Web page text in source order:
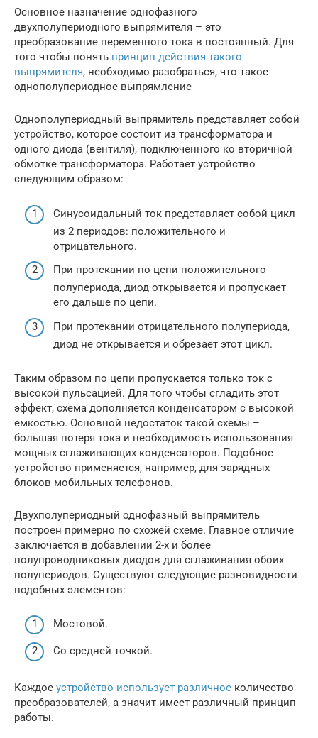
Основное назначение однофазного
двухполупериодного выпрямителя – это
преобразование переменного тока в постоянный. Для
того чтобы понять принцип действия такого
выпрямителя, необходимо разобраться, что такое
однополупериодное выпрямление
Однополупериодный выпрямитель представляет собой
устройство, которое состоит из трансформатора и
одного диода (вентиля), подключенного ко вторичной
обмотке трансформатора. Работает устройство
следующим образом:
Синусоидальный ток представляет собой цикл
из 2 периодов: положительного и
отрицательного.
При протекании по цепи положительного
полупериода, диод открывается и пропускает
его дальше по цепи.
При протекании отрицательного полупериода,
диод не открывается и обрезает этот цикл.
Таким образом по цепи пропускается только ток с
высокой пульсацией. Для того чтобы сгладить этот
эффект, схема дополняется конденсатором с высокой
емкостью. Основной недостаток такой схемы –
большая потеря тока и необходимость использования
мощных сглаживающих конденсаторов. Подобное
устройство применяется, например, для зарядных
блоков мобильных телефонов.
Двухполупериодный однофазный выпрямитель
построен примерно по схожей схеме. Главное отличие
заключается в добавлении 2-х и более
полупроводниковых диодов для сглаживания обоих
полупериодов. Существуют следующие разновидности
подобных элементов:
Мостовой.
Со средней точкой.
Каждое устройство использует различное количество
преобразователей, а значит имеет различный принцип
работы.